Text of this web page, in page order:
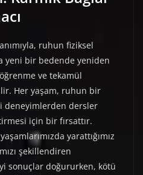
ruhun fiziksel
yeni bir bedende yeniden
ve tekamül
Her yaşam, ruhun bir
deneyimlerden dersler
için bir fırsattır.
yarattığımız
şekillendiren
sonuçlar doğururken, kötü